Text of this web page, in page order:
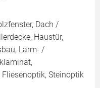
Dach /
Haustür,
Lärm- /
Steinoptik